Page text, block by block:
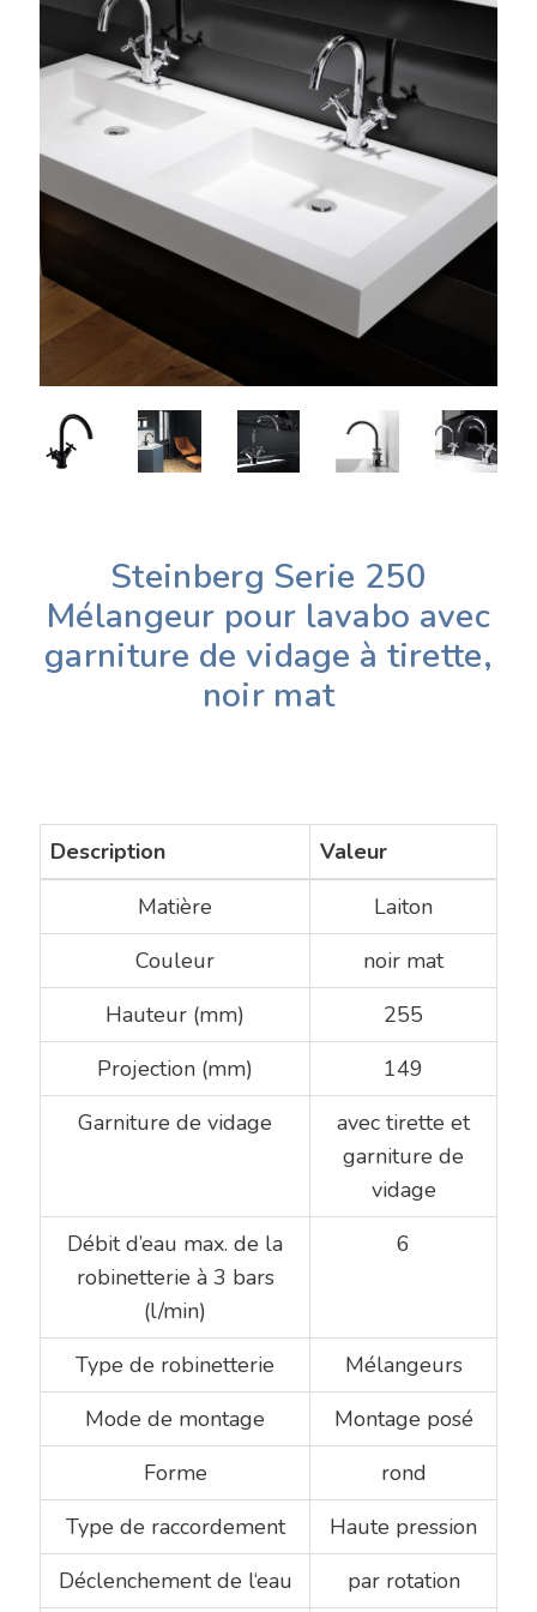
Steinberg Serie 250
Mélangeur pour lavabo avec
garniture de vidage à tirette,
noir mat
Description
Valeur
Matière
Laiton
Couleur
noir mat
Hauteur (mm)
255
Projection (mm)
149
Garniture de vidage
avec tirette et
garniture de
vidage
Débit d’eau max. de la
robinetterie à 3 bars
(l/min)
6
Type de robinetterie
Mélangeurs
Mode de montage
Montage posé
Forme
rond
Type de raccordement
Haute pression
Déclenchement de l‘eau
par rotation